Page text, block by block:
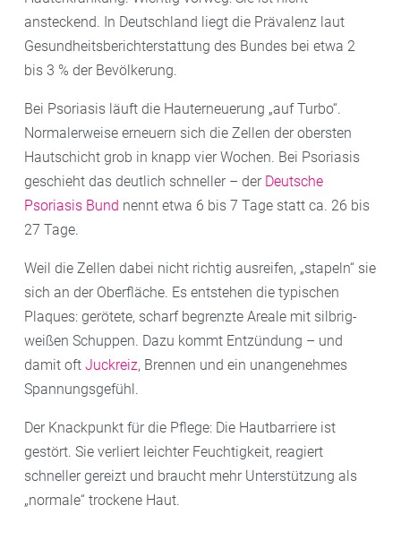
ansteckend. In Deutschland liegt die Prävalenz laut
Gesundheitsberichterstattung des Bundes bei etwa 2
bis 3 % der Bevölkerung.
Bei Psoriasis läuft die Hauterneuerung „auf Turbo“.
Normalerweise erneuern sich die Zellen der obersten
Hautschicht grob in knapp vier Wochen. Bei Psoriasis
geschieht das deutlich schneller – der Deutsche
Psoriasis Bund nennt etwa 6 bis 7 Tage statt ca. 26 bis
27 Tage.
Weil die Zellen dabei nicht richtig ausreifen, „stapeln“ sie
sich an der Oberfläche. Es entstehen die typischen
Plaques: gerötete, scharf begrenzte Areale mit silbrig-
weißen Schuppen. Dazu kommt Entzündung – und
damit oft Juckreiz, Brennen und ein unangenehmes
Spannungsgefühl.
Der Knackpunkt für die Pflege: Die Hautbarriere ist
gestört. Sie verliert leichter Feuchtigkeit, reagiert
schneller gereizt und braucht mehr Unterstützung als
„normale“ trockene Haut.